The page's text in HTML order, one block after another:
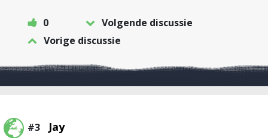
0
Volgende discussie
Vorige discussie
#3 Jay